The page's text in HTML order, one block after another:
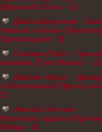
(Брачный Сезон – 2)
Джена Шоуолтер -
темный соблазн
Преисподней - 9)
Сюзанна Райт –
желания (Стая Феникс – 2)
Джанин Фрост –
соблазненный (Принц
2)
Амелия Хатчинс -
Насмешка судьбы
Фейри - 2)